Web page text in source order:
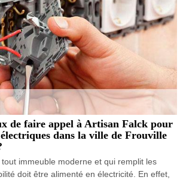
de faire appel à Artisan Falck pour
dans la ville de Frouville
immeuble moderne et qui remplit les
doit être alimenté en électricité. En effet,